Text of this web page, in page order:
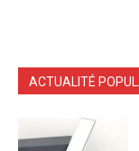
ACTUALITÉ